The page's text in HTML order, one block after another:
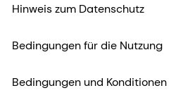
Hinweis zum Datenschutz
Bedingungen für die Nutzung
Bedingungen und Konditionen